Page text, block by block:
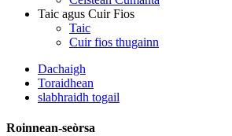
Taic agus Cuir Fios
Taic
Cuir fios thugainn
Dachaigh
Toraidhean
slabhraidh togail
Roinnean-seòrsa